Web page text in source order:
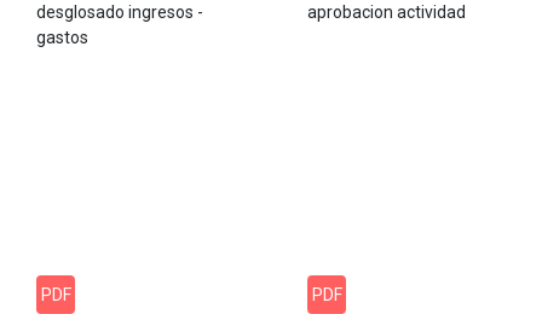
desglosado ingresos -
gastos
aprobacion actividad
PDF PDF